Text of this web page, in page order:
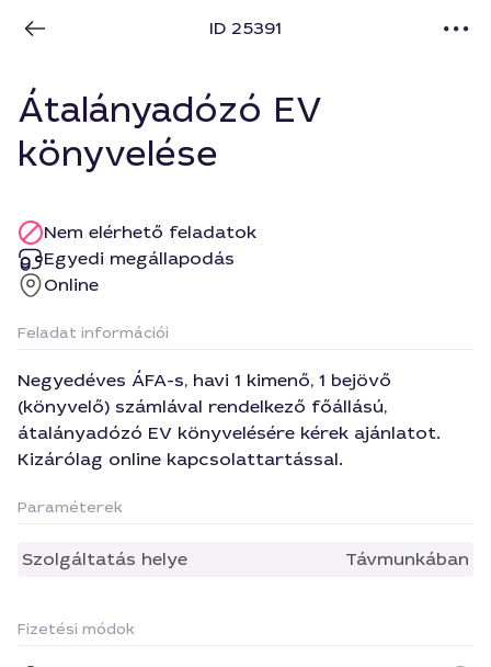
ID 25391
Átalányadózó EV
könyvelése
Nem elérhető feladatok
Egyedi megállapodás
Online
Feladat információi
Negyedéves ÁFA-s, havi 1 kimenő, 1 bejövő
(könyvelő) számlával rendelkező főállású,
átalányadózó EV könyvelésére kérek ajánlatot.
Kizárólag online kapcsolattartással.
Paraméterek
Szolgáltatás helye Távmunkában
Fizetési módok